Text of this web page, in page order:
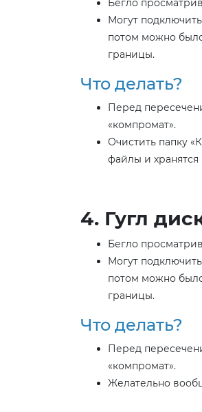
Бегло
Могут
потом можно
границы.
Что делать?
Перед
«компромат».
Очистить папку
файлы и хранятся
4. Гугл
Бегло
Могут
потом можно
границы.
Что делать?
Перед
«компромат».
Желательно